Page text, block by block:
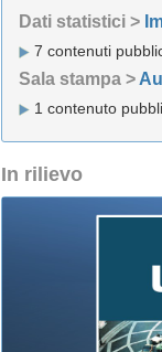
Dati statistici >
7 contenuti
Sala stampa >
1 contenuto
In rilievo